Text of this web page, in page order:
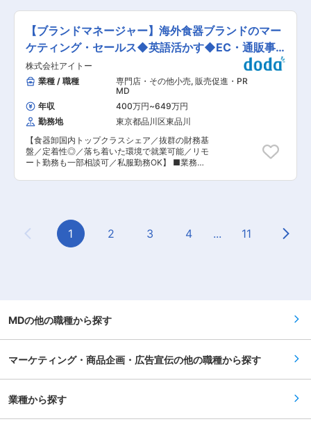
い： ◎長年ミラノコレクションに参加している世
界的ブランドANTEPRIMA（アンテプリマ）に
て、今後広げていく洋服のMD業務に携われま
す！洋服展開店舗を徐々に増やしていく方針で
す。 ◎ワイヤーバッグを中心に右肩上がりに売上
好調！ ◎コラボ（ミカ ニナガワ、ハローキティな
ど）やSNSなどの発信強化による話題性もあり、
新規のお客様も増えています！ ◎賞与として、
3〜４ヶ月分程度の支給実績があり、しっかりと
還元を頂ける仕組みが整っています！ ■ブラン
ド： “Smart, Precious with Love”をコンセプト
に、今の時代をしなやかに楽しみ、美しく強く生
きる女性へ向けて発信するANTEPRIMA(アンテプ
コレクションに公式参加しています。ブランドの
長企業へと進化します】 ■業務概要 小売店舗の
サイネージ、クーポン、レジカート、店内放送な
どの「リテールメディア」を活用し、来店中のお
客様に向けた販促施策の企画・実行・効果検証を
行うポジションです。責任者候補として顧客デー
タをもとにクライアントの課題解決に向けた新た
なマーケティング施策の企画をお任せします。 以
下の業務をお任せします。 ・ショッパーマーケテ
ィングの企画提案業務（企画書作成、プレゼン）
・「顧客のマーケティング課題の抽出」と「マー
ケティングテクノロジーのトレンド」を踏まえ
た、最適なショッパーマーケティング企画の提案
・実行プラン／サービスにおけるROIの試算提
案、活用すべきツール群の選定／仕様設計 ・定期
的な改善提案および改善実施／検証業務、デザイ
ンシンキングによるサービスデザイン ・組織マネ
ロジェクトの立案と実行 ・大手菓子会社…シリア
ルカテゴリーの課題解決に向けたリテールメディ
ア施策の提案 ・大手食品会社…デジタル買い物カ
（1）既存店改革（2）出店戦略（3）収益性の向
国で大量出店と物流・ITを中心に自社で取組み、
徹底した効率化を追求し続けたことで圧倒的な
「安さ」を実現し、お客様の支持を得てきたこと
通の生産性向上、買い物体験のイノベーションに
【ブランドマネージャー】海外食器ブランドのマー
ケティング・セールス◆英語活かす◆EC・通販事
業成長中
株式会社アイトー
業種 / 職種
専門店・その他小売, 販売促進・PR
MD
年収
400万円~649万円
勤務地
東京都品川区東品川
【食器卸国内トップクラスシェア／抜群の財務基
盤／定着性◎／落ち着いた環境で就業可能／リモ
ート勤務も一部相談可／私服勤務OK】 ■業務概
食器ブランド代理店業務＞ ・ブランドミーティン
グ（アジア統括との日本市場における状況と施策
打合せ） ・PR、認知度向上、ファンづくり等を
ど） ・ブランド窓口（問い合わせ各種） ・展示
会出展（商品選定、手配、準備、接客、フォロ
ー） ・社内取りまとめ（情報発信、集約／展開状
■働き方： リモートワークは常時利用している形
活用は可能です。 ■当社について： 1949年に愛
知陶器株式会社として設立（現社名のアイトーは
「愛知陶器」を略したもの）。その後、陶器の卸
Previous Page
1 2 3 4 ... 11
MDの他の職種から探す
マーケティング・商品企画・広告宣伝の他の職種から探す
業種から探す